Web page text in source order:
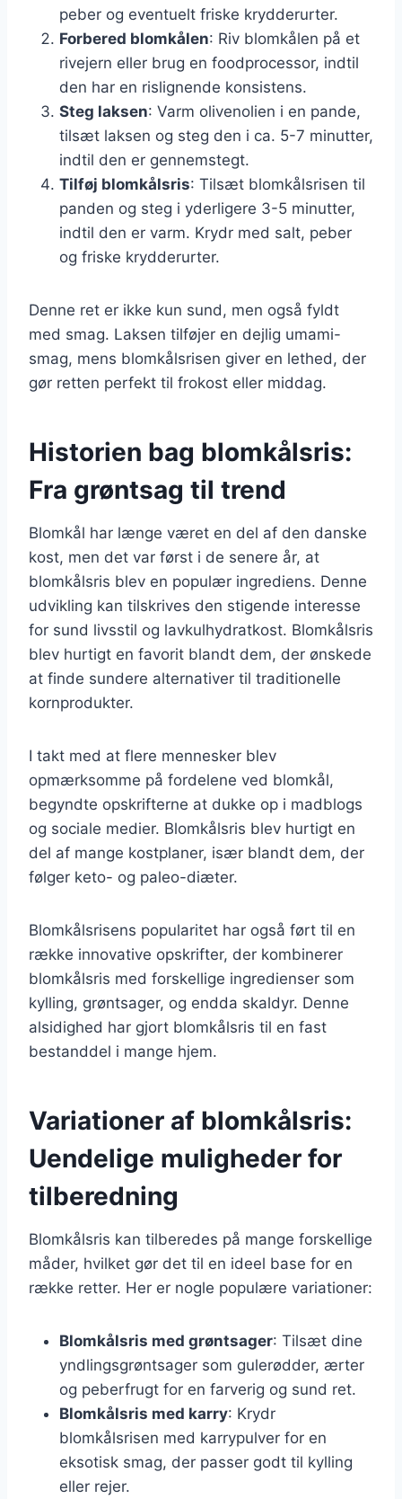
peber og eventuelt friske krydderurter.
Forbered blomkålen: Riv blomkålen på et
rivejern eller brug en foodprocessor, indtil
den har en rislignende konsistens.
Steg laksen: Varm olivenolien i en pande,
tilsæt laksen og steg den i ca. 5-7 minutter,
indtil den er gennemstegt.
Tilføj blomkålsris: Tilsæt blomkålsrisen til
panden og steg i yderligere 3-5 minutter,
indtil den er varm. Krydr med salt, peber
og friske krydderurter.
Denne ret er ikke kun sund, men også fyldt
med smag. Laksen tilføjer en dejlig umami-
smag, mens blomkålsrisen giver en lethed, der
gør retten perfekt til frokost eller middag.
Historien bag blomkålsris:
Fra grøntsag til trend
Blomkål har længe været en del af den danske
kost, men det var først i de senere år, at
blomkålsris blev en populær ingrediens. Denne
udvikling kan tilskrives den stigende interesse
for sund livsstil og lavkulhydratkost. Blomkålsris
blev hurtigt en favorit blandt dem, der ønskede
at finde sundere alternativer til traditionelle
kornprodukter.
I takt med at flere mennesker blev
opmærksomme på fordelene ved blomkål,
begyndte opskrifterne at dukke op i madblogs
og sociale medier. Blomkålsris blev hurtigt en
del af mange kostplaner, især blandt dem, der
følger keto- og paleo-diæter.
Blomkålsrisens popularitet har også ført til en
række innovative opskrifter, der kombinerer
blomkålsris med forskellige ingredienser som
kylling, grøntsager, og endda skaldyr. Denne
alsidighed har gjort blomkålsris til en fast
bestanddel i mange hjem.
Variationer af blomkålsris:
Uendelige muligheder for
tilberedning
Blomkålsris kan tilberedes på mange forskellige
måder, hvilket gør det til en ideel base for en
række retter. Her er nogle populære variationer:
Blomkålsris med grøntsager: Tilsæt dine
yndlingsgrøntsager som gulerødder, ærter
og peberfrugt for en farverig og sund ret.
Blomkålsris med karry: Krydr
blomkålsrisen med karrypulver for en
eksotisk smag, der passer godt til kylling
eller rejer.